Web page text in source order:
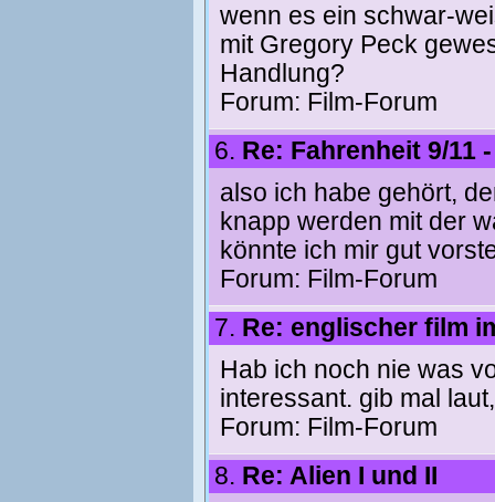
wenn es ein schwar-
mit Gregory Peck
Handlung?
Forum: Film-Forum
6. Re: Fahrenheit 9/11
also ich habe gehört,
knapp werden mit der
könnte ich mir gut
Forum: Film-Forum
7. Re: englischer film
Hab ich noch nie was
interessant. gib mal
Forum: Film-Forum
8. Re: Alien I und II